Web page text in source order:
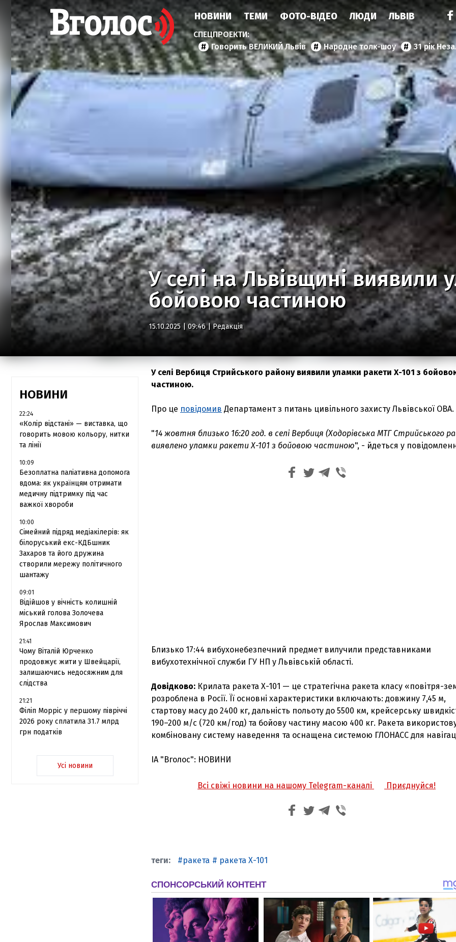
НОВИНИ ТЕМИ ФОТО-ВІДЕО ЛЮДИ ЛЬВІВ
Говорить ВЕЛИКИЙ Львів Народне толк-шоу 31 рік
У селі на Львівщині виявили
бойовою частиною
15.10.2025 | 09:46 |Редакція
НОВИНИ
22:24
«Колір відстані» — виставка, що
говорить мовою кольору, нитки
та лінії
10:09
Безоплатна паліативна допомога
вдома: як українцям отримати
медичну підтримку під час
важкої хвороби
10:00
Сімейний підряд медіакілерів: як
білоруський екс-КДБшник
Захаров та його дружина
створили мережу політичного
шантажу
09:01
Відійшов у вічність колишній
міський голова Золочева
Ярослав Максимович
21:41
Чому Віталій Юрченко
продовжує жити у Швейцарії,
залишаючись недосяжним для
слідства
21:21
Філіп Морріс у першому півріччі
2026 року сплатила 31.7 млрд
грн податків
Усі новини
У селі Вербиця Стрийського району виявили уламки ракети Х-101 з
частиною.
Про це повідомив Департамент з питань цивільного захисту Львівської ОВА.
"14 жовтня близько 16:20 год. в селі Вербиця (Ходорівська МТГ Стрийського
виявлено уламки ракети Х-101 з бойовою частиною", - йдеться у
Близько 17:44 вибухонебезпечний предмет вилучили представниками
вибухотехнічної служби ГУ НП у Львівській області.
Довідково: Крилата ракета Х-101 — це стратегічна ракета класу «повітря-
розроблена в Росії. Її основні характеристики включають: довжину 7,45 м,
стартову масу до 2400 кг, дальність польоту до 5500 км, крейсерську
190–200 м/с (720 км/год) та бойову частину масою 400 кг. Ракета
комбіновану систему наведення та оснащена системою ГЛОНАСС для
ІА "Вголос": НОВИНИ
Всі свіжі новини на нашому Telegram-каналі Приєднуйся!
ракета ракета Х-101
З'явилося відео знищеного ворожого